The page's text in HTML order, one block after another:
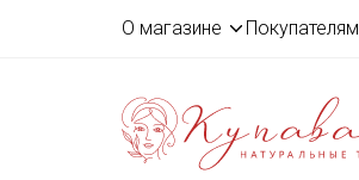
О магазине Покупателям